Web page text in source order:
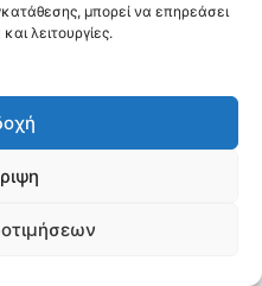
μπορεί να επηρεάσει
λειτουργίες.